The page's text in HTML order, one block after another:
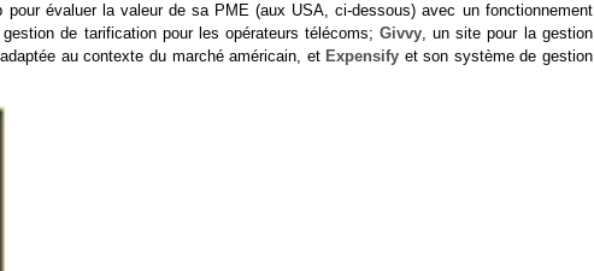
pour évaluer la valeur de sa PME (aux USA, ci-dessous) avec un fonctionnement
de tarification pour les opérateurs télécoms;Givvy, un site pour la gestion
au contexte du marché américain, et Expensify et son système de gestion